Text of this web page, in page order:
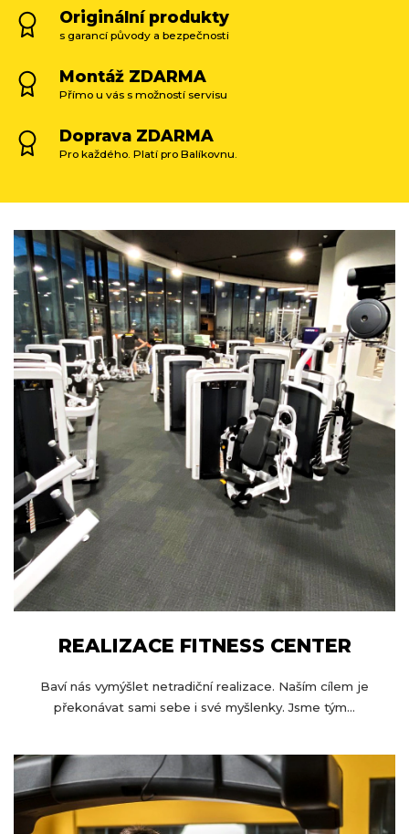
Originální produkty
s garancí původy a bezpečnosti
Montáž ZDARMA
Přímo u vás s možností servisu
Doprava ZDARMA
Pro každého. Platí pro Balíkovnu.
REALIZACE FITNESS CENTER
Baví nás vymýšlet netradiční realizace. Naším cílem je
překonávat sami sebe i své myšlenky. Jsme tým...